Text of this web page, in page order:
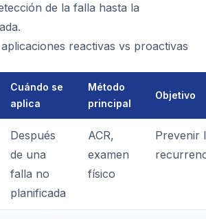
de la falla hasta la
reactivas vs proactivas
Cuándo se
aplica
Método
principal
Objetivo
Después
de una
falla no
planificada
ACR,
examen
físico
Prevenir